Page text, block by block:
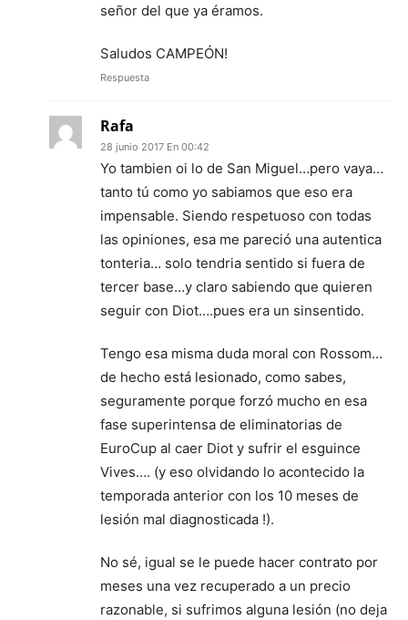
señor del que ya éramos.
Saludos CAMPEÓN!
Respuesta
Rafa
28 junio 2017 En 00:42
Yo tambien oi lo de San Miguel…pero vaya…
tanto tú como yo sabiamos que eso era
impensable. Siendo respetuoso con todas
las opiniones, esa me pareció una autentica
tonteria… solo tendria sentido si fuera de
tercer base…y claro sabiendo que quieren
seguir con Diot….pues era un sinsentido.
Tengo esa misma duda moral con Rossom…
de hecho está lesionado, como sabes,
seguramente porque forzó mucho en esa
fase superintensa de eliminatorias de
EuroCup al caer Diot y sufrir el esguince
Vives…. (y eso olvidando lo acontecido la
temporada anterior con los 10 meses de
lesión mal diagnosticada !).
No sé, igual se le puede hacer contrato por
meses una vez recuperado a un precio
razonable, si sufrimos alguna lesión (no deja